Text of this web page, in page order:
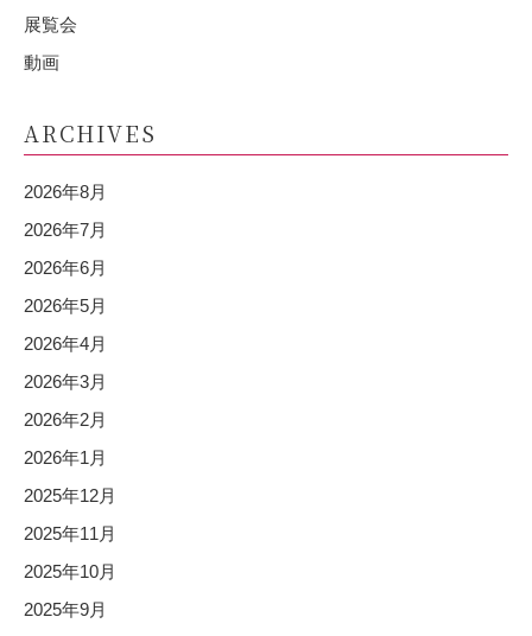
展覧会
動画
ARCHIVES
2026年8月
2026年7月
2026年6月
2026年5月
2026年4月
2026年3月
2026年2月
2026年1月
2025年12月
2025年11月
2025年10月
2025年9月